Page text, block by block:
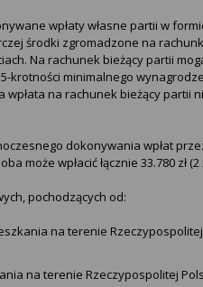
wpłaty własne partii w
środki zgromadzone na
Na rachunek bieżący partii
krotności minimalnego
wpłata na rachunek bieżący
dokonywania wpłat
może wpłacić łącznie 33.780 zł (2
pochodzących od:
na terenie
na terenie Rzeczypospolitej